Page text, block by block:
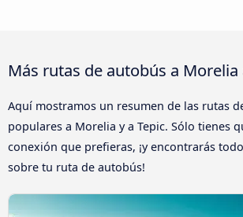
Más rutas de autobús a Morelia
Aquí mostramos un resumen de las rutas
populares a Morelia y a Tepic. Sólo tienes
conexión que prefieras, ¡y encontrarás
sobre tu ruta de autobús!